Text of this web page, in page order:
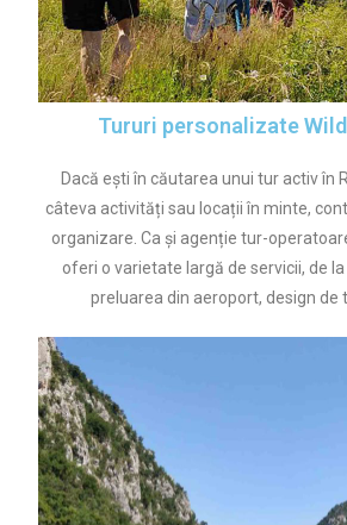
Tururi personalizate
Dacă ești în căutarea unui tur activ în
câteva activități sau locații în minte,
organizare. Ca și agenție tur-
oferi o varietate largă de servicii, de
preluarea din aeroport, design de